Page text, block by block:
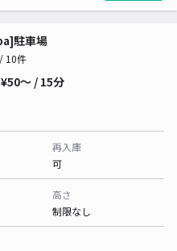
駐車場
/ 10件
¥50〜 / 15分
再入庫
可
高さ
制限なし